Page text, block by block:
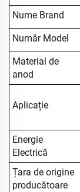
Nume Brand
Număr Model
Material de
anod
Aplicație
Energie
Electrică
Țara de origine
producătoare